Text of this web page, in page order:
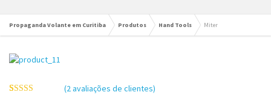
Propaganda Volante em Curitiba Produtos Hand Tools Miter
(2avaliações de clientes)